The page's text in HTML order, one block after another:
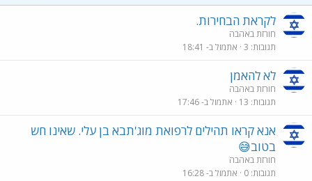
לקראת הבחירות.
חורזת באהבה
תגובות 3 אתמול ב- 18:41
לא להאמן
חורזת באהבה
תגובות 13 אתמול ב- 17:46
אנא קראו תהילים לרפואת מוג'תבא בן עלי. שאינו חש
בטוב😅
חורזת באהבה
תגובות 0 אתמול ב- 16:28